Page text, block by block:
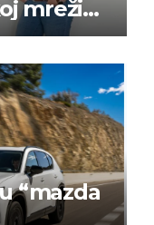
mreži
“mazda